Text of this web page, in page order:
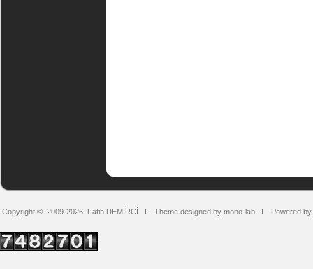
Copyright © 2009-2026 Fatih DEMİRCİ Theme designed by mono-lab Powered